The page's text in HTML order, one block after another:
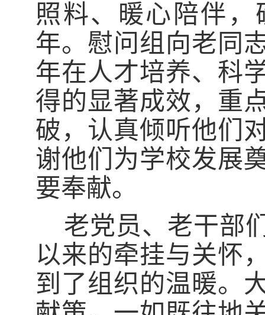
照料、暖心陪伴
年。慰问组向老同
年在人才培养、科
得的显著成效，重
破，认真倾听他们
谢他们为学校发展
要奉献。
老党员、老干部
以来的牵挂与关怀
到了组织的温暖。